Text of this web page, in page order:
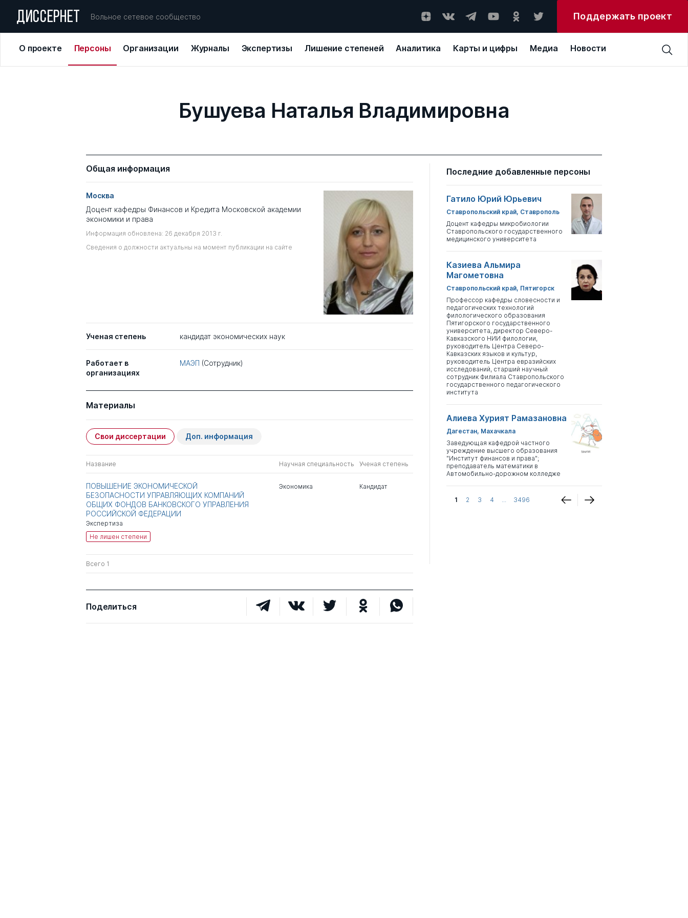
ДИССЕРНЕТ Вольное сетевое сообщество Поддержать проект
О проекте Персоны Организации Журналы Экспертизы Лишение степеней Аналитика Карты и цифры Медиа Новости
Бушуева Наталья Владимировна
Общая информация
Москва
Доцент кафедры Финансов и Кредита Московской академии
экономики и права
Информация обновлена: 26 декабря 2013 г.
Сведения о должности актуальны на момент публикации на сайте
Ученая степень кандидат экономических наук
Работает в
организациях
МАЭП (Сотрудник)
Материалы
Свои диссертации Доп. информация
Название Научная специальность Ученая степень
ПОВЫШЕНИЕ ЭКОНОМИЧЕСКОЙ
БЕЗОПАСНОСТИ УПРАВЛЯЮЩИХ КОМПАНИЙ
ОБЩИХ ФОНДОВ БАНКОВСКОГО УПРАВЛЕНИЯ
РОССИЙСКОЙ ФЕДЕРАЦИИ
Экспертиза
Не лишен степени
Экономика Кандидат
Всего 1
Поделиться
Последние добавленные персоны
Гатило Юрий Юрьевич
Ставропольский край, Ставрополь
Доцент кафедры микробиологии
Ставропольского государственного
медицинского университета
Казиева Альмира
Магометовна
Ставропольский край, Пятигорск
Профессор кафедры словесности и
педагогических технологий
филологического образования
Пятигорского государственного
университета, директор Северо-
Кавказского НИИ филологии,
руководитель Центра Северо-
Кавказских языков и культур,
руководитель Центра евразийских
исследований, старший научный
сотрудник Филиала Ставропольского
государственного педагогического
института
Алиева Хурият Рамазановна
Дагестан, Махачкала
Заведующая кафедрой частного
учреждение высшего образования
"Институт финансов и права";
преподаватель математики в
Автомобильно-дорожном колледже
1 2 3 4 ... 3496